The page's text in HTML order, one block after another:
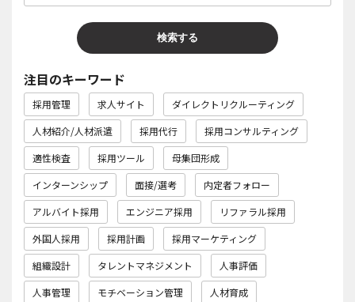
注目のキーワード
採用管理 求人サイト
ダイレクトリクルーティング
人材紹介/人材派遣
採用代行
採用コンサルティング
適性検査
採用ツール
母集団形成
インターンシップ
面接/選考
内定者フォロー
アルバイト採用
エンジニア採用
リファラル採用
外国人採用
採用計画
採用マーケティング
組織設計
タレントマネジメント
人事評価
人事管理
モチベーション管理
人材育成